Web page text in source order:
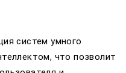
систем умного
что позволит